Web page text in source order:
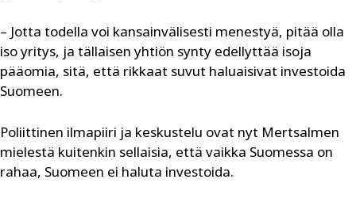
– Jotta todella voi kansainvälisesti menestyä, pitää olla
iso yritys, ja tällaisen yhtiön synty edellyttää isoja
pääomia, sitä, että rikkaat suvut haluaisivat investoida
Suomeen.
Poliittinen ilmapiiri ja keskustelu ovat nyt Mertsalmen
mielestä kuitenkin sellaisia, että vaikka Suomessa on
rahaa, Suomeen ei haluta investoida.